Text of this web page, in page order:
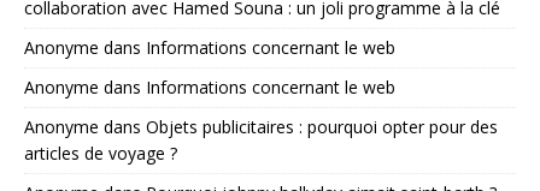
collaboration avec Hamed Souna : un joli programme à la clé
Anonyme dans Informations concernant le web
Anonyme dans Informations concernant le web
Anonyme dans Objets publicitaires : pourquoi opter pour des
articles de voyage ?